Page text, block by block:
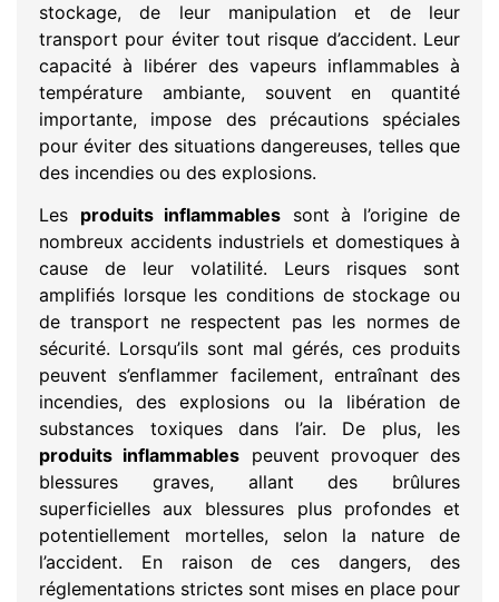
stockage, de leur manipulation et de leur
transport pour éviter tout risque d’accident. Leur
capacité à libérer des vapeurs inflammables à
température ambiante, souvent en quantité
importante, impose des précautions spéciales
pour éviter des situations dangereuses, telles que
des incendies ou des explosions.
Les produits inflammables sont à l’origine de
nombreux accidents industriels et domestiques à
cause de leur volatilité. Leurs risques sont
amplifiés lorsque les conditions de stockage ou
de transport ne respectent pas les normes de
sécurité. Lorsqu’ils sont mal gérés, ces produits
peuvent s’enflammer facilement, entraînant des
incendies, des explosions ou la libération de
substances toxiques dans l’air. De plus, les
produits inflammables peuvent provoquer des
blessures graves, allant des brûlures
superficielles aux blessures plus profondes et
potentiellement mortelles, selon la nature de
l’accident. En raison de ces dangers, des
réglementations strictes sont mises en place pour